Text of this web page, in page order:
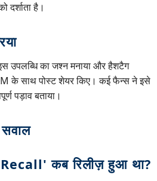
दर्शाता है।
उपलब्धि का जश्न मनाया और हैशटैग
के साथ पोस्ट शेयर किए। कई फैन्स ने इसे
पड़ाव बताया।
कब रिलीज़ हुआ था?